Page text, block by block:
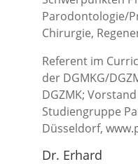
Parodontologie/
Chirurgie,
Referent im
der DGMKG/
DGZMK;
Studiengruppe
Düsseldorf,
Dr. Erhard